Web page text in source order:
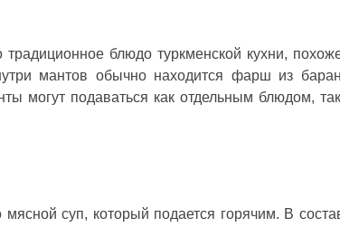
блюдо туркменской кухни,
мантов обычно находится фарш из
могут подаваться как отдельным блюдом,
мясной суп, который подается горячим. В